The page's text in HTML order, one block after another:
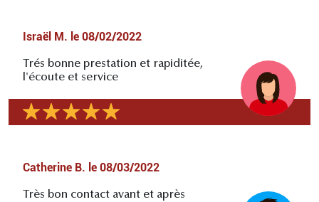
Israël M. le 08/02/2022
Trés bonne prestation et rapiditée,
l'écoute et service
Catherine B. le 08/03/2022
Très bon contact avant et après